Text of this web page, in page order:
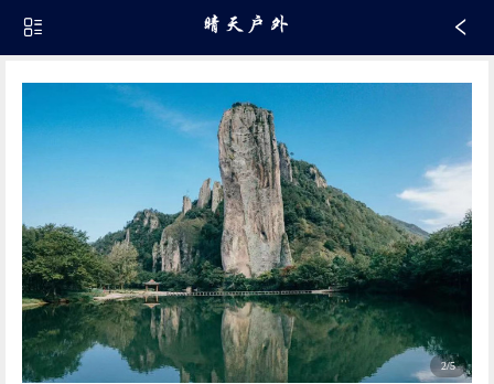
3/5